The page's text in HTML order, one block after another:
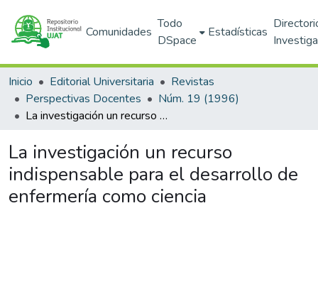
Comunidades
Todo
DSpace
Estadísticas
Inicio Editorial Universitaria
Revistas
Perspectivas Docentes
Núm. 19 (1996)
La investigación un recurso indispensable para el desarrollo de enfermería como ciencia
La investigación un recurso
indispensable para el desarrollo de
enfermería como ciencia